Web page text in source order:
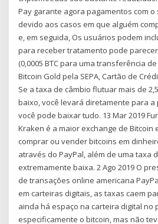
Pay garante agora pagamentos com
devido aos casos em que alguém
e, em seguida, Os usuários podem
para receber tratamento pode
(0,0005 BTC para uma transferência
Bitcoin Gold pela SEPA, Cartão de
Se a taxa de câmbio flutuar mais de
baixo, você levará diretamente para
você pode baixar tudo. 13 Mar 2019
Kraken é a maior exchange de Bitcoin
comprar ou vender bitcoins em
através do PayPal, além de uma taxa
extremamente baixa. 2 Ago 2019 O
de transações online americana
em carteiras digitais, as taxas caem
ainda há espaço na carteira digital no
especificamente o bitcoin, mas não